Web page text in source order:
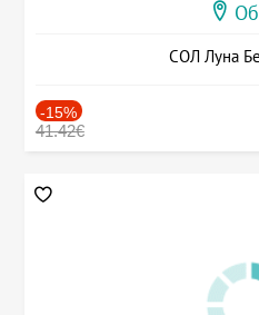
СОЛ Луна
-15%
41.42€